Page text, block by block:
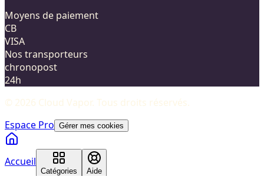
Moyens de paiement
CB
VISA
Nos transporteurs
chronopost
24h
© 2026 Cloud Vapor. Tous droits réservés.
Espace Pro Gérer mes cookies
Accueil
Catégories Aide